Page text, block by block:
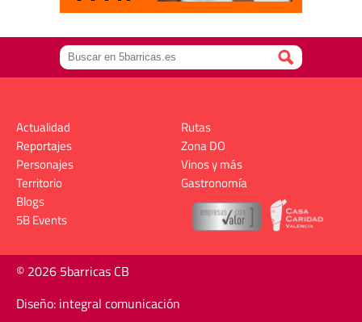
Actualidad
Reportajes
Personajes
Territorio
Rutas
Zona DO
Vinos y más
Gastronomía
Blogs
5B Events
© 2026 5barricas CB
Diseño: integral comunicación